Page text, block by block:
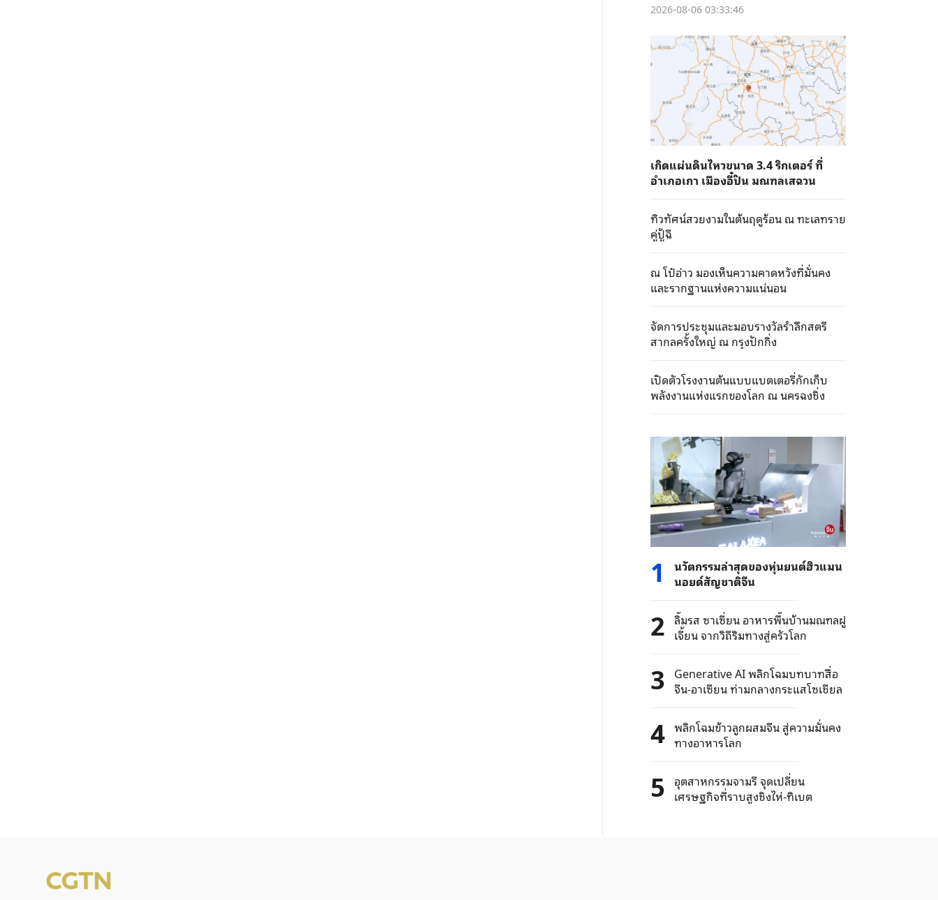
2026-08-06 03:33:46
เกิดแผ่นดินไหวขนาด 3.4 ริกเตอร์ ที่
อำเภอเกา เมืองอี๋ปิน มณฑลเสฉวน
ทิวทัศน์สวยงามในต้นฤดูร้อน ณ ทะเลทราย
คู่ปู้ฉี
ณ โป๋อ่าว มองเห็นความคาดหวังที่มั่นคง
และรากฐานแห่งความแน่นอน
จัดการประชุมและมอบรางวัลรำลึกสตรี
สากลครั้งใหญ่ ณ กรุงปักกิ่ง
เปิดตัวโรงงานต้นแบบแบตเตอรี่กักเก็บ
พลังงานแห่งแรกของโลก ณ นครฉงชิ่ง
1
นวัตกรรมล่าสุดของหุ่นยนต์ฮิวแมน
นอยด์สัญชาติจีน
2 ลิ้มรส ซาเซี่ยน อาหารพื้นบ้านมณฑลฝู
เจี้ยน จากวิถีริมทางสู่ครัวโลก
3 Generative AI พลิกโฉมบทบาทสื่อ
จีน-อาเซียน ท่ามกลางกระแสโซเชียล
4 พลิกโฉมข้าวลูกผสมจีน สู่ความมั่นคง
ทางอาหารโลก
5
อุตสาหกรรมจามรี จุดเปลี่ยน
เศรษฐกิจที่ราบสูงชิงไห่-ทิเบต